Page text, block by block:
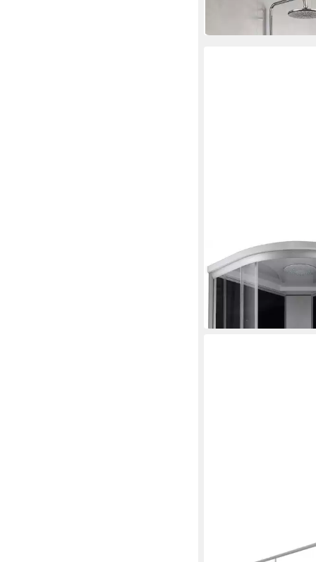
in 2-3 Werktagen bei dir
SANOTECHNIK
Komplettdusche
499,99 € 598,00 €
in 6-8 Werktagen bei dir
Komplettdusche Ibiza